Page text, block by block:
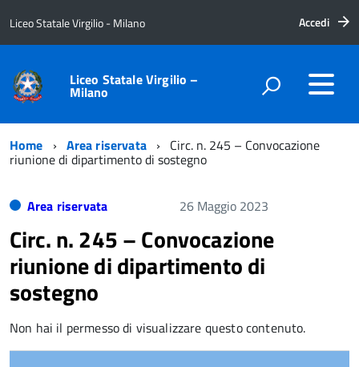
Liceo Statale Virgilio - Milano Accedi
Liceo Statale Virgilio –
Milano
Home Area riservata Circ. n. 245 – Convocazione
riunione di dipartimento di sostegno
Area riservata 26 Maggio 2023
Circ. n. 245 – Convocazione
riunione di dipartimento di
sostegno
Non hai il permesso di visualizzare questo contenuto.